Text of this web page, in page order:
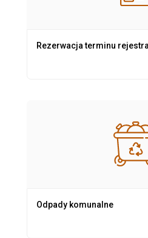
Rezerwacja terminu
Odpady komunalne